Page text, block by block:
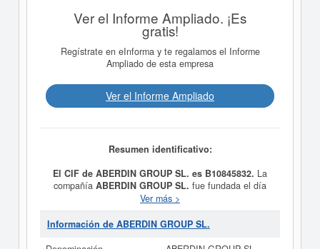
Ver el Informe Ampliado. ¡Es
gratis!
Regístrate en eInforma y te regalamos el Informe
Ampliado de esta empresa
Ver el Informe Ampliado
Resumen identificativo:
El CIF de ABERDIN GROUP SL. es B10845832. La
compañía ABERDIN GROUP SL. fue fundada el día
22/06/2022 teniendo como meta social Intermediarios
del comercio de productos diversos. Intermediarios del
comercio de textiles, prendas de vestir, peletería,
propiedad inmobiliaria . La construcción para sí o por
Ver más >
Información de ABERDIN GROUP SL.